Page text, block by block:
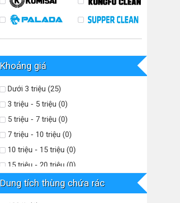
Khoảng giá
Dưới 3 triệu (25)
3 triệu - 5 triệu (0)
5 triệu - 7 triệu (0)
7 triệu - 10 triệu (0)
10 triệu - 15 triệu (0)
15 triệu - 20 triệu (0)
20 triệu - 25 triệu (0)
Trên 25 triệu (0)
Dung tích thùng chứa rác